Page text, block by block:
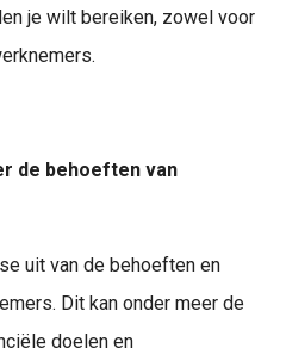
je wilt bereiken, zowel voor
de behoeften van
uit van de behoeften en
Dit kan onder meer de
doelen en